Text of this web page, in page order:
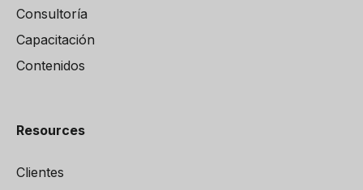
Consultoría
Capacitación
Contenidos
Resources
Clientes